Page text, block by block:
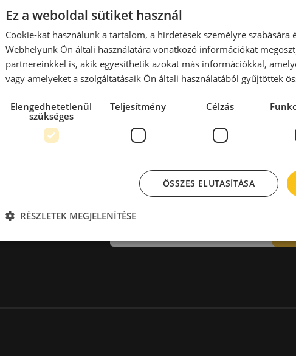
Raktárak ár szerint
Kiadó raktár 7-10 EUR
Kiadó raktár 10-14 EUR
Kiadó raktár > 14 EUR
Kiadó raktár 100-
Kiadó raktár 300-
Kiadó raktár 600-
Kiadó raktár 1000-
Kiadó raktár > 2000
Hírlevél
Ez a weboldal sütiket használ
Cookie-kat használunk a tartalom, a hirdetések személyre szabására
Webhelyünk Ön általi használatára vonatkozó információkat
partnereinkkel is, akik egyesíthetik azokat más információkkal,
vagy amelyeket a szolgáltatásaik Ön általi használatából gyűjtöttek
Elengedhetetlenül
szükséges
Teljesítmény Célzás
ÖSSZES ELUTASÍTÁSA
RÉSZLETEK MEGJELENÍTÉSE